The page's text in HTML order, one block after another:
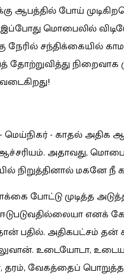
ஆபத்தில் போய்
மொபைலில்
நேரில் சந்திக்கையில்
தோற்றுவித்து நிறைவாக
- காதல்
ஆச்சரியம். அதாவது,
நிறுத்தினால் மகனே
போட்டு முடித்த
எனக்
பதில். அதிகபட்சம் தன்
உடையோடா,
தரம், வேகத்தைப்